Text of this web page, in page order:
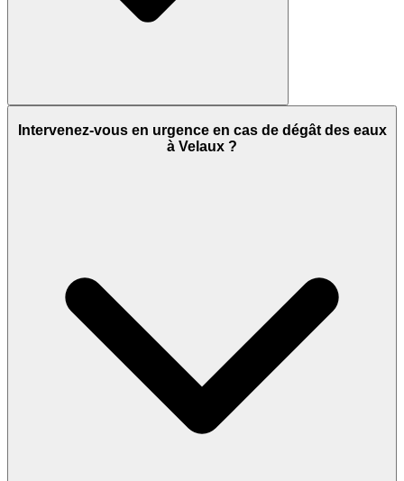
Intervenez-vous en urgence en cas de dégât des eaux
à Velaux ?